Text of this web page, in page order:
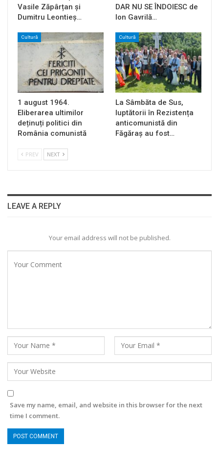
Vasile Zăpârțan și
Dumitru Leontieș…
DAR NU SE ÎNDOIESC de
Ion Gavrilă…
Cultură
1 august 1964.
Eliberarea ultimilor
deținuți politici din
România comunistă
Cultură
La Sâmbăta de Sus,
luptătorii în Rezistența
anticomunistă din
Făgăraș au fost…
PREV NEXT
LEAVE A REPLY
Your email address will not be published.
Save my name, email, and website in this browser for the next
time I comment.